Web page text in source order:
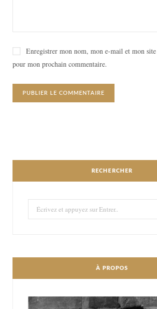
Enregistrer mon nom, mon e-mail et mon
pour mon prochain commentaire.
RECHERCHER
Recherché:
À PROPOS